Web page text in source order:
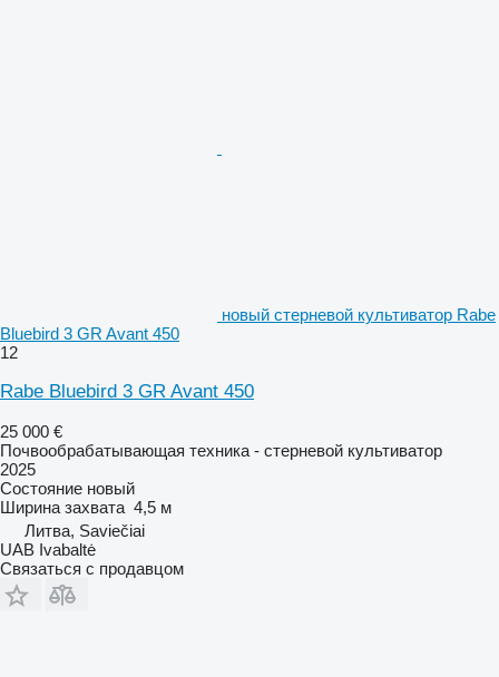
новый стерневой культиватор Rabe
Bluebird 3 GR Avant 450
12
Rabe Bluebird 3 GR Avant 450
25 000 €
Почвообрабатывающая техника - стерневой культиватор
2025
Состояние новый
Ширина захвата 4,5 м
Литва, Saviečiai
UAB Ivabaltė
Связаться с продавцом